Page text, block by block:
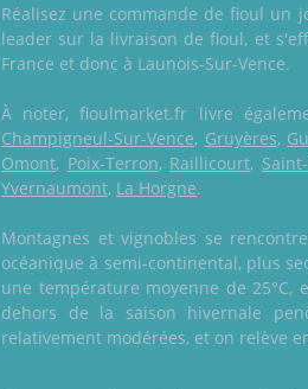
Réalisez une commande de fioul un
leader sur la livraison de fioul, et
France et donc à Launois-Sur-Vence.
À noter, fioulmarket.fr livre
Champigneul-Sur-Vence, Gruyères,
Omont, Poix-Terron, Raillicourt,
Yvernaumont, La Horgne.
Montagnes et vignobles se
océanique à semi-continental, plus
une température moyenne de
dehors de la saison hivernale
relativement modérées, et on relève